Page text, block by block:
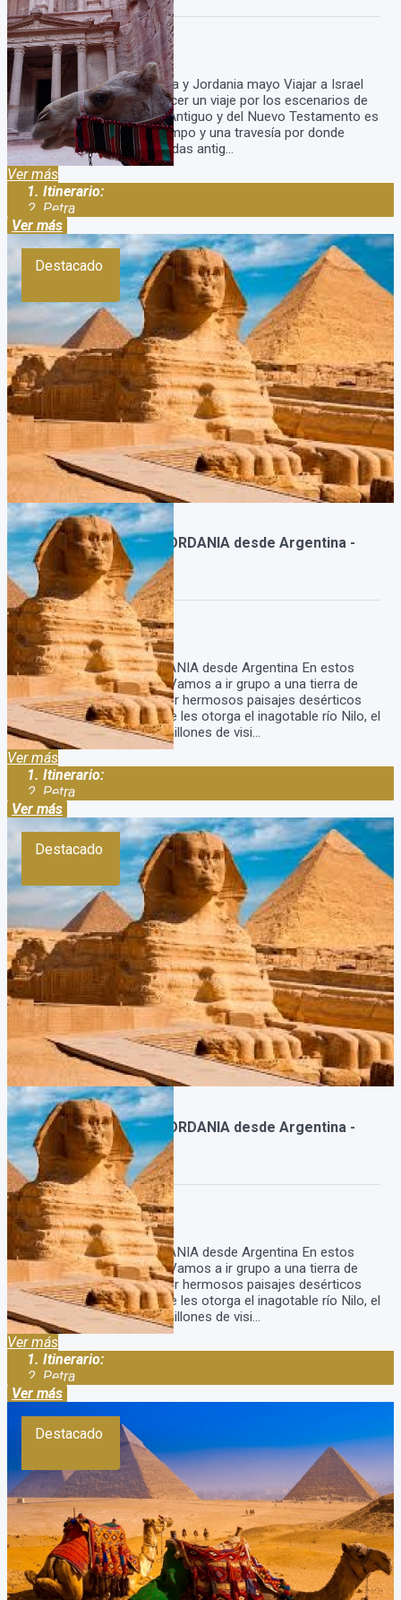
Duración:
22Días20 Noches
Viaje a Egipto, Tierra Santa y Jordania mayo Viajar a Israel
en mayo es realmente hacer un viaje por los escenarios de
la Biblia pasando por del Antiguo y del Nuevo Testamento es
una gran odisea por el tiempo y una travesía por donde
confluyen diversas y variadas antig...
Ver más
Itinerario:
Petra
Ver más
Destacado
Paquete a EGIPTO y JORDANIA desde Argentina -
[Grupal]
Duración:
13Días11Noches
Paquete EGIPTO y JORDANIA desde Argentina En estos
viajes a egipto y jordania Vamos a ir grupo a una tierra de
contrastes compuesta por hermosos paisajes desérticos
dotados del esplendor que les otorga el inagotable río Nilo, el
turismo en Egipto atrae millones de visi...
Ver más
Itinerario:
Petra
Ver más
Destacado
Paquete a EGIPTO y JORDANIA desde Argentina -
[Grupal]_2
Duración:
17Días15Noches
Paquete EGIPTO y JORDANIA desde Argentina En estos
viajes a egipto y jordania Vamos a ir grupo a una tierra de
contrastes compuesta por hermosos paisajes desérticos
dotados del esplendor que les otorga el inagotable río Nilo, el
turismo en Egipto atrae millones de visi...
Ver más
Itinerario:
Petra
Ver más
Destacado